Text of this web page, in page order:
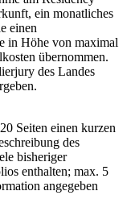
ein monatliches
einen
in Höhe von maximal
übernommen.
des Landes
Seiten einen kurzen
des
bisheriger
enthalten; max. 5
angegeben